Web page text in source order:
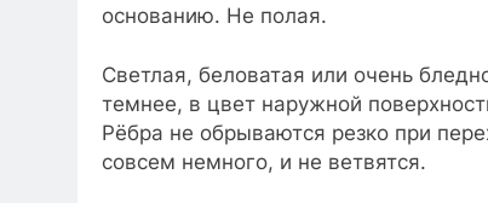
основанию. Не полая.
Светлая, беловатая или очень
темнее, в цвет наружной
Рёбра не обрываются резко при
совсем немного, и не ветвятся.